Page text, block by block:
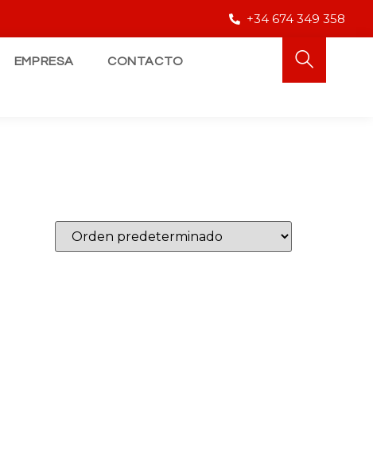
+34 674 349 358
EMPRESA CONTACTO